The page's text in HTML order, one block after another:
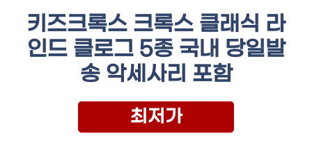
키즈크록스 크록스 클래식 라
인드 클로그 5종 국내 당일발
송 악세사리 포함
최저가